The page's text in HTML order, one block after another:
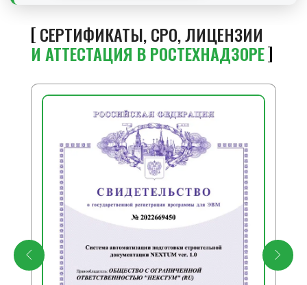
СЕРТИФИКАТЫ, СРО, ЛИЦЕНЗИИ
И АТТЕСТАЦИЯ В РОСТЕХНАДЗОРЕ